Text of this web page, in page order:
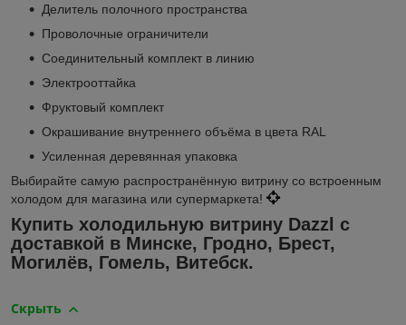
Делитель полочного пространства
Проволочные ограничители
Соединительный комплект в линию
Электрооттайка
Фруктовый комплект
Окрашивание внутреннего объёма в цвета RAL
Усиленная деревянная упаковка
Выбирайте самую распространённую витрину со встроенным
холодом для магазина или супермаркета!
Купить холодильную витрину Dazzl с
доставкой в Минске, Гродно, Брест,
Могилёв, Гомель, Витебск.
Скрыть